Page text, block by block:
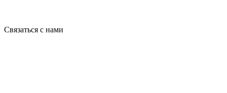
Связаться с нами